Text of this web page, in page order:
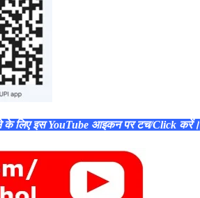
के लिए इस YouTube आइकन पर टच/Click करें।